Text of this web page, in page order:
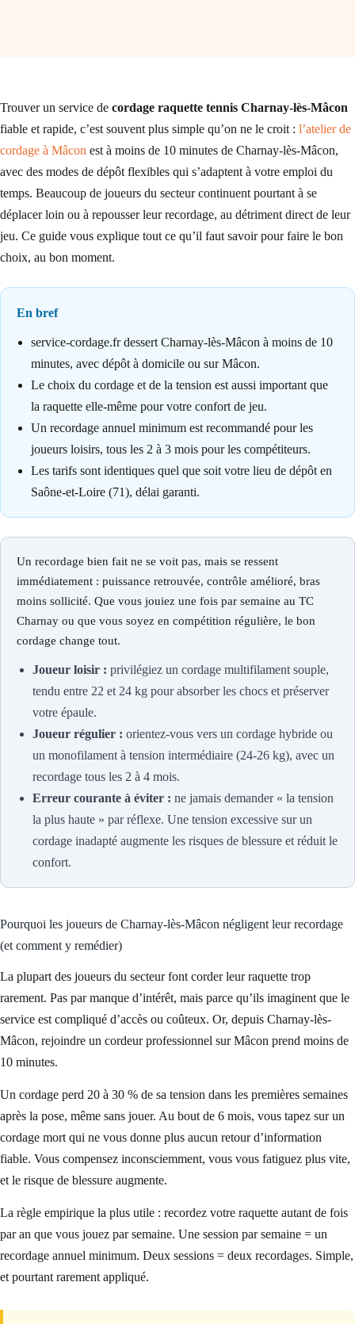
Trouver un service de cordage raquette tennis Charnay-lès-Mâcon
fiable et rapide, c’est souvent plus simple qu’on ne le croit : l’atelier de
cordage à Mâcon est à moins de 10 minutes de Charnay-lès-Mâcon,
avec des modes de dépôt flexibles qui s’adaptent à votre emploi du
temps. Beaucoup de joueurs du secteur continuent pourtant à se
déplacer loin ou à repousser leur recordage, au détriment direct de leur
jeu. Ce guide vous explique tout ce qu’il faut savoir pour faire le bon
choix, au bon moment.
En bref
service-cordage.fr dessert Charnay-lès-Mâcon à moins de 10
minutes, avec dépôt à domicile ou sur Mâcon.
Le choix du cordage et de la tension est aussi important que
la raquette elle-même pour votre confort de jeu.
Un recordage annuel minimum est recommandé pour les
joueurs loisirs, tous les 2 à 3 mois pour les compétiteurs.
Les tarifs sont identiques quel que soit votre lieu de dépôt en
Saône-et-Loire (71), délai garanti.
Un recordage bien fait ne se voit pas, mais se ressent
immédiatement : puissance retrouvée, contrôle amélioré, bras
moins sollicité. Que vous jouiez une fois par semaine au TC
Charnay ou que vous soyez en compétition régulière, le bon
cordage change tout.
Joueur loisir : privilégiez un cordage multifilament souple,
tendu entre 22 et 24 kg pour absorber les chocs et préserver
votre épaule.
Joueur régulier : orientez-vous vers un cordage hybride ou
un monofilament à tension intermédiaire (24-26 kg), avec un
recordage tous les 2 à 4 mois.
Erreur courante à éviter : ne jamais demander « la tension
la plus haute » par réflexe. Une tension excessive sur un
cordage inadapté augmente les risques de blessure et réduit le
confort.
Pourquoi les joueurs de Charnay-lès-Mâcon négligent leur recordage
(et comment y remédier)
La plupart des joueurs du secteur font corder leur raquette trop
rarement. Pas par manque d’intérêt, mais parce qu’ils imaginent que le
service est compliqué d’accès ou coûteux. Or, depuis Charnay-lès-
Mâcon, rejoindre un cordeur professionnel sur Mâcon prend moins de
10 minutes.
Un cordage perd 20 à 30 % de sa tension dans les premières semaines
après la pose, même sans jouer. Au bout de 6 mois, vous tapez sur un
cordage mort qui ne vous donne plus aucun retour d’information
fiable. Vous compensez inconsciemment, vous vous fatiguez plus vite,
et le risque de blessure augmente.
La règle empirique la plus utile : recordez votre raquette autant de fois
par an que vous jouez par semaine. Une session par semaine = un
recordage annuel minimum. Deux sessions = deux recordages. Simple,
et pourtant rarement appliqué.